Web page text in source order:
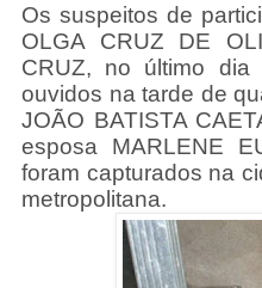
Os suspeitos de
OLGA CRUZ DE
CRUZ, no último
ouvidos na tarde de
JOÃO BATISTA
esposa MARLENE
foram capturados na
metropolitana.